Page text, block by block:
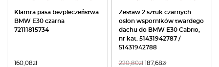
Klamra pasa bezpieczeństwa
BMW E30 czarna
72111815734
160,08zł
Zestaw 2 sztuk czarnych
osłon wsporników twardego
dachu do BMW E30 Cabrio,
nr kat. 51431942787 /
51431942788
220,80zł 187,68zł